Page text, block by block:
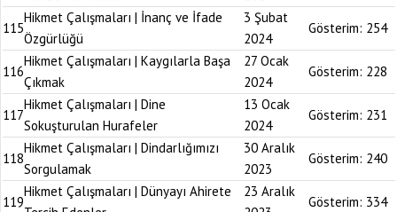
115
Hikmet Çalışmaları | İnanç ve İfade
Özgürlüğü
3 Şubat
2024
Gösterim: 254
116
Hikmet Çalışmaları | Kaygılarla Başa
Çıkmak
27 Ocak
2024
Gösterim: 228
117
Hikmet Çalışmaları | Dine
Sokuşturulan Hurafeler
13 Ocak
2024
Gösterim: 231
118
Hikmet Çalışmaları | Dindarlığımızı
Sorgulamak
30 Aralık
2023
Gösterim: 240
119
Hikmet Çalışmaları | Dünyayı Ahirete
23 Aralık
Gösterim: 334